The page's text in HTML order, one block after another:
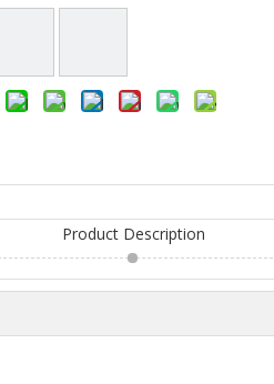
Product Description